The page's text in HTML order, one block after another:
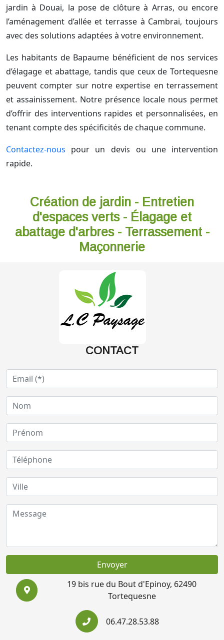
jardin à Douai, la pose de clôture à Arras, ou encore
l’aménagement d’allée et terrasse à Cambrai, toujours
avec des solutions adaptées à votre environnement.
Les habitants de Bapaume bénéficient de nos services
d’élagage et abattage, tandis que ceux de Tortequesne
peuvent compter sur notre expertise en terrassement
et assainissement. Notre présence locale nous permet
d’offrir des interventions rapides et personnalisées, en
tenant compte des spécificités de chaque commune.
Contactez-nous pour un devis ou une intervention
rapide.
Création de jardin - Entretien
d'espaces verts - Élagage et
abattage d'arbres - Terrassement -
Maçonnerie
CONTACT
Envoyer
19 bis rue du Bout d'Epinoy, 62490
Tortequesne
06.47.28.53.88